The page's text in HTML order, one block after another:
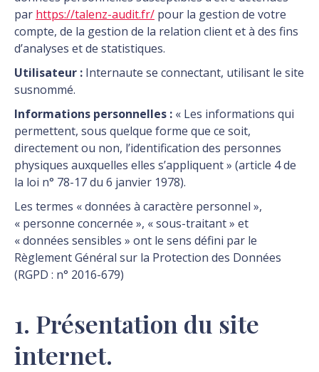
par https://talenz-audit.fr/ pour la gestion de votre
compte, de la gestion de la relation client et à des fins
d’analyses et de statistiques.
Utilisateur : Internaute se connectant, utilisant le site
susnommé.
Informations personnelles : « Les informations qui
permettent, sous quelque forme que ce soit,
directement ou non, l’identification des personnes
physiques auxquelles elles s’appliquent » (article 4 de
la loi n° 78-17 du 6 janvier 1978).
Les termes « données à caractère personnel »,
« personne concernée », « sous-traitant » et
« données sensibles » ont le sens défini par le
Règlement Général sur la Protection des Données
(RGPD : n° 2016-679)
1. Présentation du site
internet.